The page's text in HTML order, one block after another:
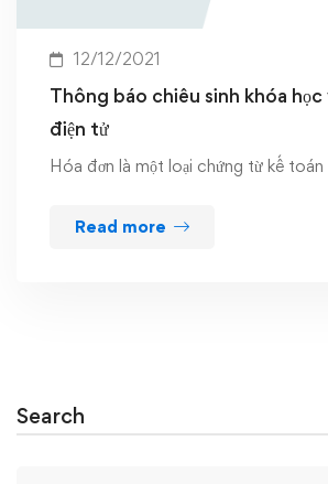
12/12/2021
Thông báo chiêu sinh khóa học
điện tử
Hóa đơn là một loại chứng từ kế
Read more
Search